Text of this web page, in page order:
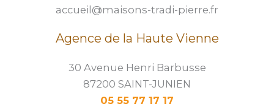
accueil@maisons-tradi-pierre.fr
Agence de la Haute Vienne
30 Avenue Henri Barbusse
87200 SAINT-JUNIEN
05 55 77 17 17